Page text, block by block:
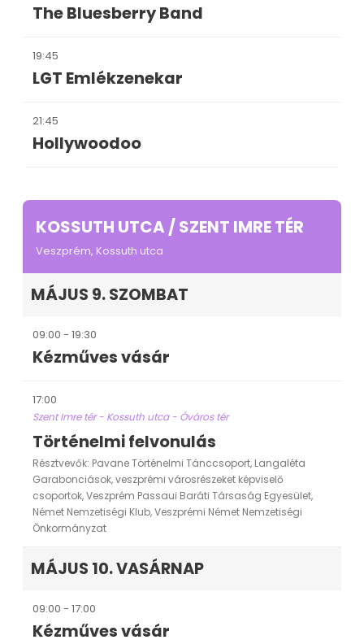
The Bluesberry Band
19:45
LGT Emlékzenekar
21:45
Hollywoodoo
KOSSUTH UTCA / SZENT IMRE TÉR
Veszprém, Kossuth utca
MÁJUS 9. SZOMBAT
09:00 - 19:30
Kézműves vásár
17:00
Szent Imre tér - Kossuth utca - Óváros tér
Történelmi felvonulás
Résztvevők: Pavane Történelmi Tánccsoport, Langaléta
Garabonciások, veszprémi városrészeket képviselő
csoportok, Veszprém Passaui Baráti Társaság Egyesület,
Német Nemzetiségi Klub, Veszprémi Német Nemzetiségi
Önkormányzat
MÁJUS 10. VASÁRNAP
09:00 - 17:00
Kézműves vásár